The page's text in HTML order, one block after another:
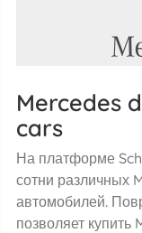
Mercedes
cars
На платформе
сотни различных
автомобилей.
позволяет